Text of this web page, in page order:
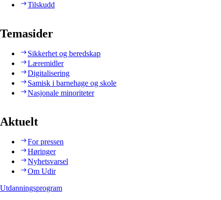
Tilskudd
Temasider
Sikkerhet og beredskap
Læremidler
Digitalisering
Samisk i barnehage og skole
Nasjonale minoriteter
Aktuelt
For pressen
Høringer
Nyhetsvarsel
Om Udir
Utdanningsprogram